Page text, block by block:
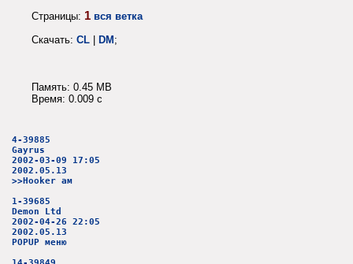
Страницы: 1 вся ветка
Скачать: CL | DM;
Память: 0.45 MB
Время: 0.009 c
4-39885
Gayrus
2002-03-09 17:05
2002.05.13
>>Hooker ам
1-39685
Demon Ltd
2002-04-26 22:05
2002.05.13
POPUP меню